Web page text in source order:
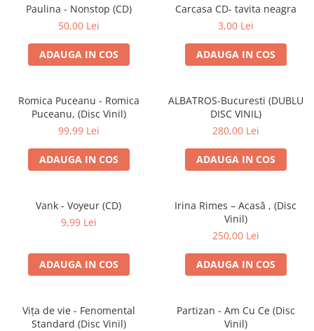
Viniluri Românești
Colecția Electrecord
Paulina - Nonstop (CD)
50,00 Lei
ADAUGA IN COS
Carcasa CD- tavita neagra
3,00 Lei
ADAUGA IN COS
Romica Puceanu - Romica
Puceanu, (Disc Vinil)
99,99 Lei
ADAUGA IN COS
ALBATROS-Bucuresti (DUBLU
DISC VINIL)
280,00 Lei
ADAUGA IN COS
Vank - Voyeur (CD)
9,99 Lei
ADAUGA IN COS
Irina Rimes – Acasă , (Disc
Vinil)
250,00 Lei
ADAUGA IN COS
Vița de vie - Fenomental
Standard (Disc Vinil)
Partizan - Am Cu Ce (Disc
Vinil)